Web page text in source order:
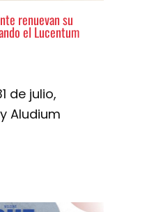
renuevan su
el Lucentum
de julio,
Aludium